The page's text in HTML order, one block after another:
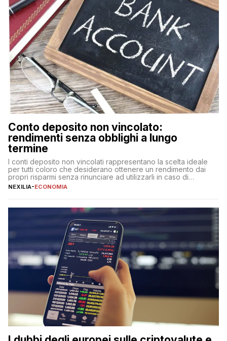
Conto deposito non vincolato:
rendimenti senza obblighi a lungo
termine
I conti deposito non vincolati rappresentano la scelta ideale
per tutti coloro che desiderano ottenere un rendimento dai
propri risparmi senza rinunciare ad utilizzarli in caso di
necessità. A differenza delle forme vincolate tradizionali,
flessibilità e rendimento. Come funzionano […]
NEXILIA-ECONOMIA